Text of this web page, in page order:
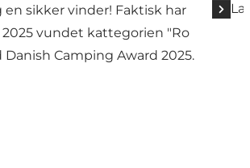
en sikker vinder! Faktisk har
vundet kattegorien "Ro
Camping Award 2025.